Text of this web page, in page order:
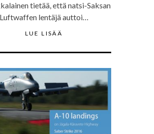
tietää, että natsi-Saksan
Luftwaffen lentäjä auttoi…
LUE LISÄÄ